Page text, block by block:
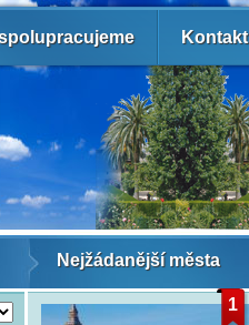
Kontakt
Nejžádanější města
1